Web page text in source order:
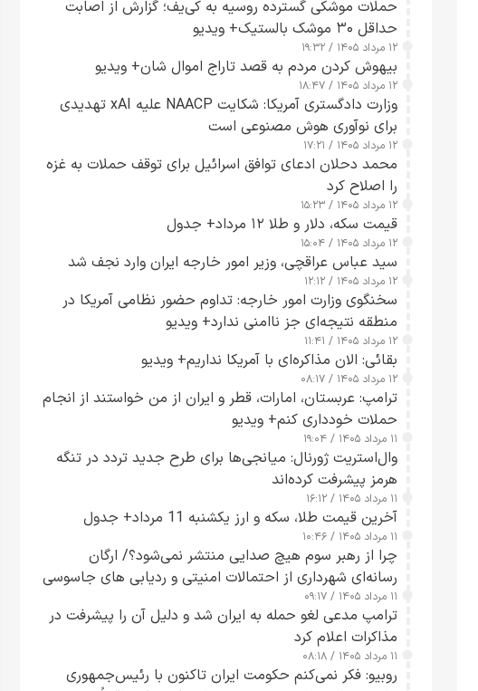
حملات موشکی گسترده روسیه به کی‌یف؛ گزارش از اصابت
حداقل ۳۰ موشک بالستیک+ ویدیو
۱۲ مرداد ۱۴۰۵ / ۱۹:۳۲
بیهوش کردن مردم به قصد تاراج اموال شان+ ویدیو
۱۲ مرداد ۱۴۰۵ / ۱۸:۴۷
وزارت دادگستری آمریکا: شکایت NAACP علیه xAI تهدیدی
برای نوآوری هوش مصنوعی است
۱۲ مرداد ۱۴۰۵ / ۱۷:۲۱
محمد دحلان ادعای توافق اسرائیل برای توقف حملات به غزه
را اصلاح کرد
۱۲ مرداد ۱۴۰۵ / ۱۵:۲۳
قیمت سکه، دلار و طلا ۱۲ مرداد+ جدول
۱۲ مرداد ۱۴۰۵ / ۱۵:۰۴
سید عباس عراقچی، وزیر امور خارجه ایران وارد نجف شد
۱۲ مرداد ۱۴۰۵ / ۱۲:۱۲
سخنگوی وزارت امور خارجه: تداوم حضور نظامی آمریکا در
منطقه نتیجه‌ای جز ناامنی ندارد+ ویدیو
۱۲ مرداد ۱۴۰۵ / ۱۱:۴۱
بقائی: الان مذاکره‌ای با آمریکا نداریم+ ویدیو
۱۲ مرداد ۱۴۰۵ / ۰۸:۱۷
ترامپ: عربستان، امارات، قطر و ایران از من خواستند از انجام
حملات خودداری کنم+ ویدیو
۱۱ مرداد ۱۴۰۵ / ۱۹:۰۴
وال‌استریت ژورنال: میانجی‌ها برای طرح جدید تردد در تنگه
هرمز پیشرفت کرده‌اند
۱۱ مرداد ۱۴۰۵ / ۱۶:۱۲
آخرین قیمت طلا، سکه و ارز یکشنبه 11 مرداد+ جدول
۱۱ مرداد ۱۴۰۵ / ۱۰:۴۶
چرا از رهبر سوم هیچ صدایی منتشر نمی‌شود؟/ ارگان
رسانه‌ای شهرداری از احتمالات امنیتی و ردیابی های جاسوسی
گفت
۱۱ مرداد ۱۴۰۵ / ۰۹:۱۷
ترامپ مدعی لغو حمله به ایران شد و دلیل آن را پیشرفت در
مذاکرات اعلام کرد
۱۱ مرداد ۱۴۰۵ / ۰۸:۱۸
روبیو: فکر نمی‌کنم حکومت ایران تاکنون با رئیس‌جمهوری